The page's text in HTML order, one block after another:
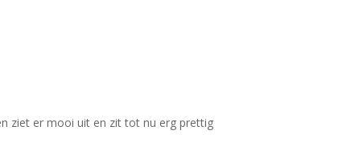
ziet er mooi uit en zit tot nu erg prettig